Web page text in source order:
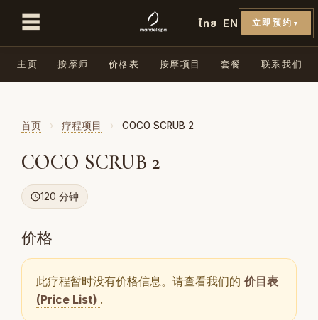
☰ ไทย EN 立即预约 ▼
主页 按摩师 价格表 按摩项目 套餐 联系我们
首页 › 疗程项目 › COCO SCRUB 2
COCO SCRUB 2
120 分钟
价格
此疗程暂时没有价格信息。请查看我们的 价目表
(Price List) .